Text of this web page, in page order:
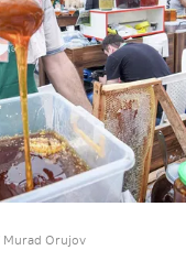
Orujov